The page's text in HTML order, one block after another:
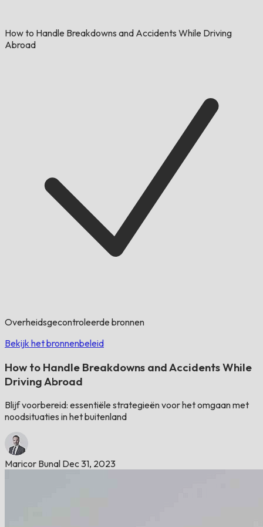
How to Handle Breakdowns and Accidents While Driving
Abroad
Overheidsgecontroleerde bronnen
Bekijk het bronnenbeleid
How to Handle Breakdowns and Accidents While
Driving Abroad
Blijf voorbereid: essentiële strategieën voor het omgaan met
noodsituaties in het buitenland
Maricor Bunal Dec 31, 2023